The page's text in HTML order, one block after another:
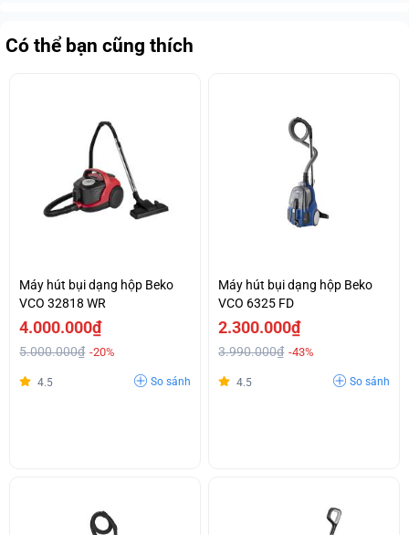
Có thể bạn cũng thích
Máy hút bụi dạng hộp Beko
VCO 32818 WR
4.000.000₫
5.000.000₫ -20%
4.5 So sánh
Máy hút bụi dạng hộp Beko
VCO 6325 FD
2.300.000₫
3.990.000₫ -43%
4.5 So sánh